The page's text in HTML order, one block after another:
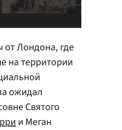
от Лондона, где
на территории
ожидал
Святого
и Меган